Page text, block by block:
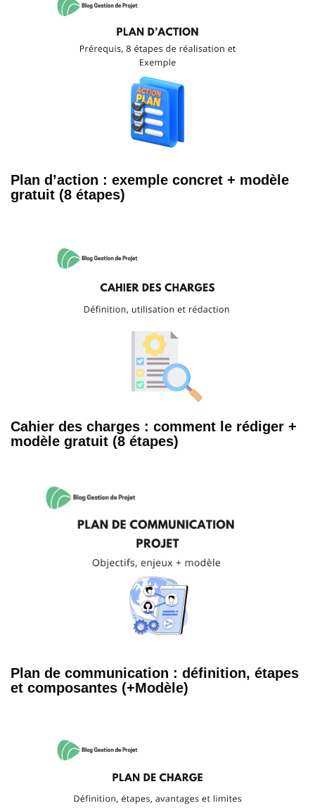
Plan d’action : exemple concret + modèle
gratuit (8 étapes)
Cahier des charges : comment le rédiger +
modèle gratuit (8 étapes)
Plan de communication : définition, étapes
et composantes (+Modèle)